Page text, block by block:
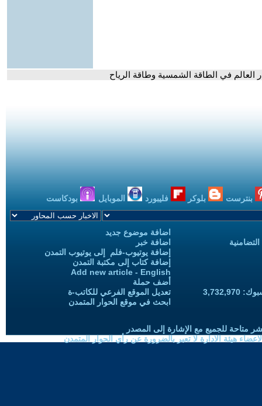
في الطاقة الشمسية وطاقة الرياح
بنترست بلوكر فليبورد الموبايل بودكاست
اضافة موضوع جديد
اضافة خبر
إضافة يوتيوب-فلم إلى يوتيوب التمدن
إضافة كتاب إلى مكتبة التمدن
Add new article - English
أضف حملة
تعديل الموقع الفرعي للكاتب-ة
ابحث في موقع الحوار المتمدن
متاحة للجميع مع الإشارة إلى المصدر
هيئة الادارة لا تعبر بالضرورة عن رأي الحوار المتمدن